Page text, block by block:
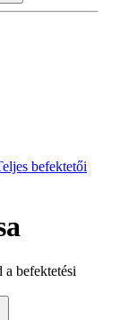
befektetői
befektetési